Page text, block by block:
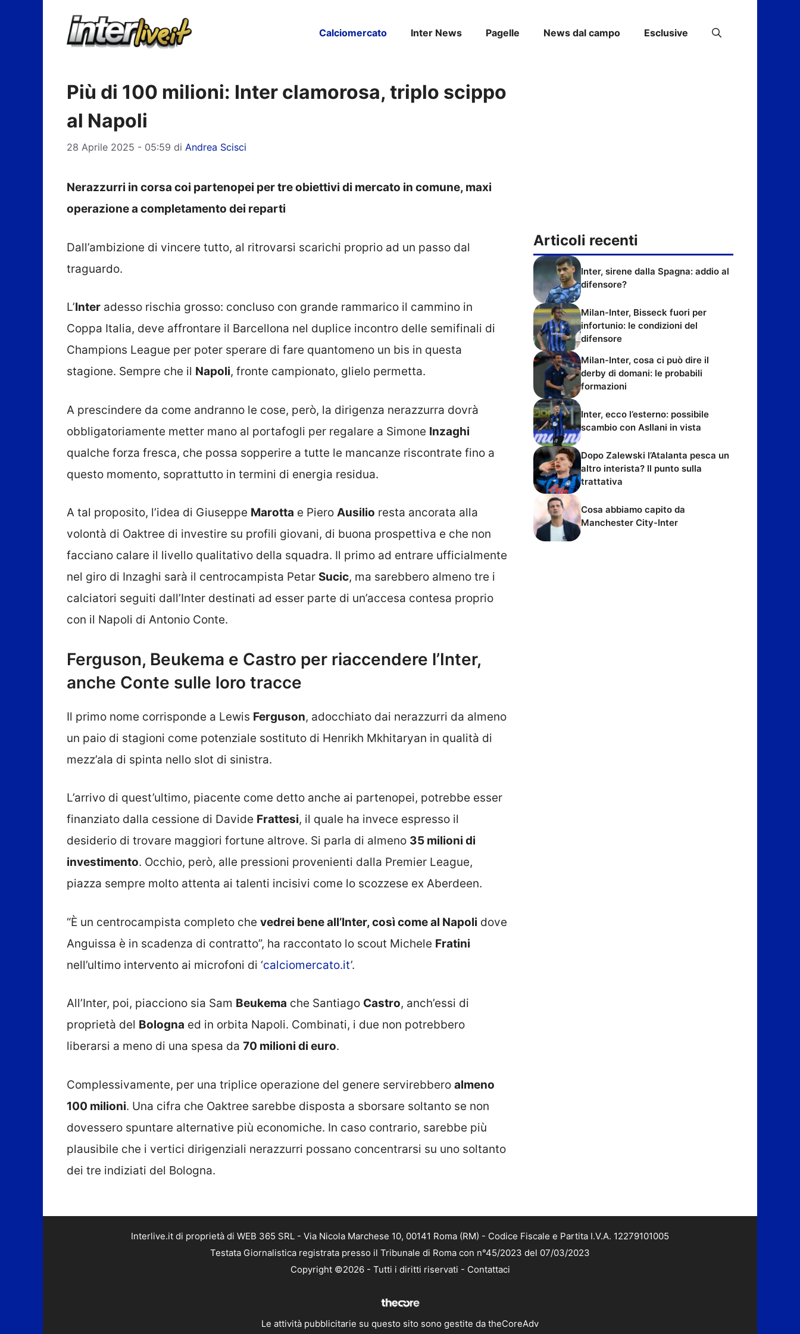
Calciomercato Inter News Pagelle News dal campo Esclusive
Più di 100 milioni: Inter clamorosa, triplo scippo
al Napoli
28 Aprile 2025 - 05:59 di Andrea Scisci
Nerazzurri in corsa coi partenopei per tre obiettivi di mercato in comune, maxi
operazione a completamento dei reparti
Dall’ambizione di vincere tutto, al ritrovarsi scarichi proprio ad un passo dal
traguardo.
L’Inter adesso rischia grosso: concluso con grande rammarico il cammino in
Coppa Italia, deve affrontare il Barcellona nel duplice incontro delle semifinali di
Champions League per poter sperare di fare quantomeno un bis in questa
stagione. Sempre che il Napoli, fronte campionato, glielo permetta.
A prescindere da come andranno le cose, però, la dirigenza nerazzurra dovrà
obbligatoriamente metter mano al portafogli per regalare a Simone Inzaghi
qualche forza fresca, che possa sopperire a tutte le mancanze riscontrate fino a
questo momento, soprattutto in termini di energia residua.
A tal proposito, l’idea di Giuseppe Marotta e Piero Ausilio resta ancorata alla
volontà di Oaktree di investire su profili giovani, di buona prospettiva e che non
facciano calare il livello qualitativo della squadra. Il primo ad entrare ufficialmente
nel giro di Inzaghi sarà il centrocampista Petar Sucic, ma sarebbero almeno tre i
calciatori seguiti dall’Inter destinati ad esser parte di un’accesa contesa proprio
con il Napoli di Antonio Conte.
Ferguson, Beukema e Castro per riaccendere l’Inter,
anche Conte sulle loro tracce
Il primo nome corrisponde a Lewis Ferguson, adocchiato dai nerazzurri da almeno
un paio di stagioni come potenziale sostituto di Henrikh Mkhitaryan in qualità di
mezz’ala di spinta nello slot di sinistra.
L’arrivo di quest’ultimo, piacente come detto anche ai partenopei, potrebbe esser
finanziato dalla cessione di Davide Frattesi, il quale ha invece espresso il
desiderio di trovare maggiori fortune altrove. Si parla di almeno 35 milioni di
investimento. Occhio, però, alle pressioni provenienti dalla Premier League,
piazza sempre molto attenta ai talenti incisivi come lo scozzese ex Aberdeen.
“È un centrocampista completo che vedrei bene all’Inter, così come al Napoli dove
Anguissa è in scadenza di contratto”, ha raccontato lo scout Michele Fratini
nell’ultimo intervento ai microfoni di ‘calciomercato.it’.
All’Inter, poi, piacciono sia Sam Beukema che Santiago Castro, anch’essi di
proprietà del Bologna ed in orbita Napoli. Combinati, i due non potrebbero
liberarsi a meno di una spesa da 70 milioni di euro.
Complessivamente, per una triplice operazione del genere servirebbero almeno
100 milioni. Una cifra che Oaktree sarebbe disposta a sborsare soltanto se non
dovessero spuntare alternative più economiche. In caso contrario, sarebbe più
plausibile che i vertici dirigenziali nerazzurri possano concentrarsi su uno soltanto
dei tre indiziati del Bologna.
Articoli recenti
Inter, sirene dalla Spagna: addio al
difensore?
Milan-Inter, Bisseck fuori per
infortunio: le condizioni del
difensore
Milan-Inter, cosa ci può dire il
derby di domani: le probabili
formazioni
Inter, ecco l’esterno: possibile
scambio con Asllani in vista
Dopo Zalewski l’Atalanta pesca un
altro interista? Il punto sulla
trattativa
Cosa abbiamo capito da
Manchester City-Inter
Interlive.it di proprietà di WEB 365 SRL - Via Nicola Marchese 10, 00141 Roma (RM) - Codice Fiscale e Partita I.V.A. 12279101005
Testata Giornalistica registrata presso il Tribunale di Roma con n°45/2023 del 07/03/2023
Copyright ©2026 - Tutti i diritti riservati - Contattaci
Le attività pubblicitarie su questo sito sono gestite da theCoreAdv